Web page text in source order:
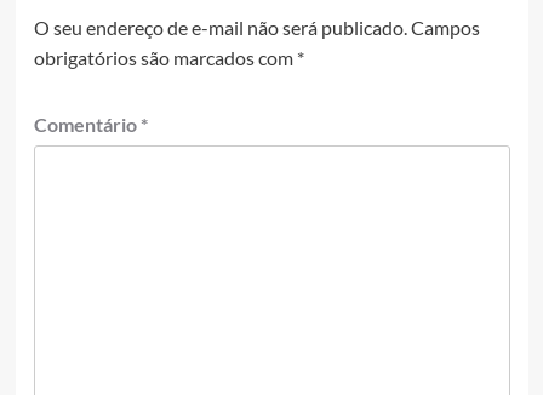
O seu endereço de e-mail não será publicado. Campos
obrigatórios são marcados com *
Comentário *